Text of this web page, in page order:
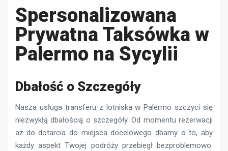
Spersonalizowana
Prywatna Taksówka w
Palermo na Sycylii
Dbałość o Szczegóły
Nasza usługa transferu z lotniska w Palermo szczyci się
niezwykłą dbałością o szczegóły. Od momentu rezerwacji
aż do dotarcia do miejsca docelowego dbamy o to, aby
każdy aspekt Twojej podróży przebiegł bezproblemowo.